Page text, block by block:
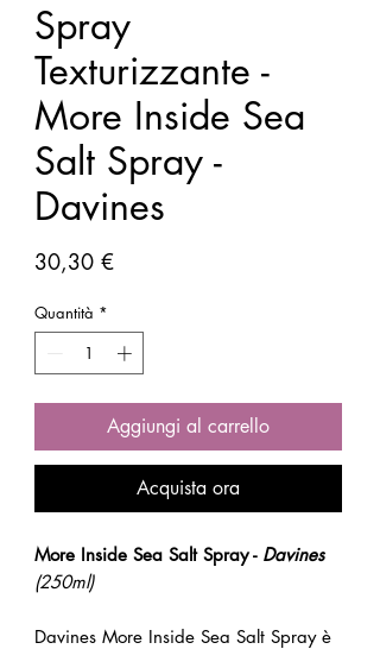
Spray
Texturizzante -
More Inside Sea
Salt Spray -
Davines
30,30 €Prezzo
Quantità *
Aggiungi al carrello
Acquista ora
More Inside Sea Salt Spray - Davines
(250ml)
Davines More Inside Sea Salt Spray è